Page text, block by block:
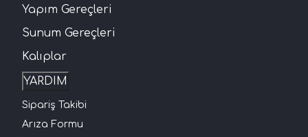
Yapım Gereçleri
Sunum Gereçleri
Kalıplar
YARDIM
Sipariş Takibi
Arıza Formu